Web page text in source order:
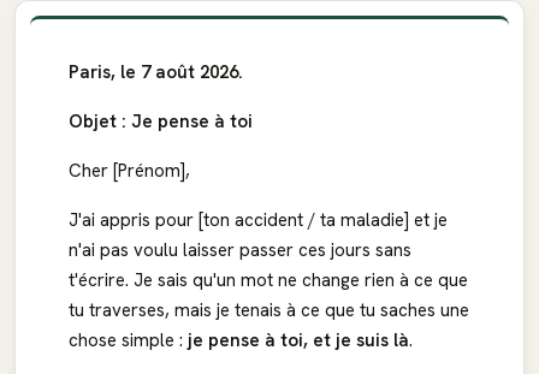
Paris, le 7 août 2026.
Objet : Je pense à toi
Cher [Prénom],
J'ai appris pour [ton accident / ta maladie] et je
n'ai pas voulu laisser passer ces jours sans
t'écrire. Je sais qu'un mot ne change rien à ce que
tu traverses, mais je tenais à ce que tu saches une
chose simple : je pense à toi, et je suis là.